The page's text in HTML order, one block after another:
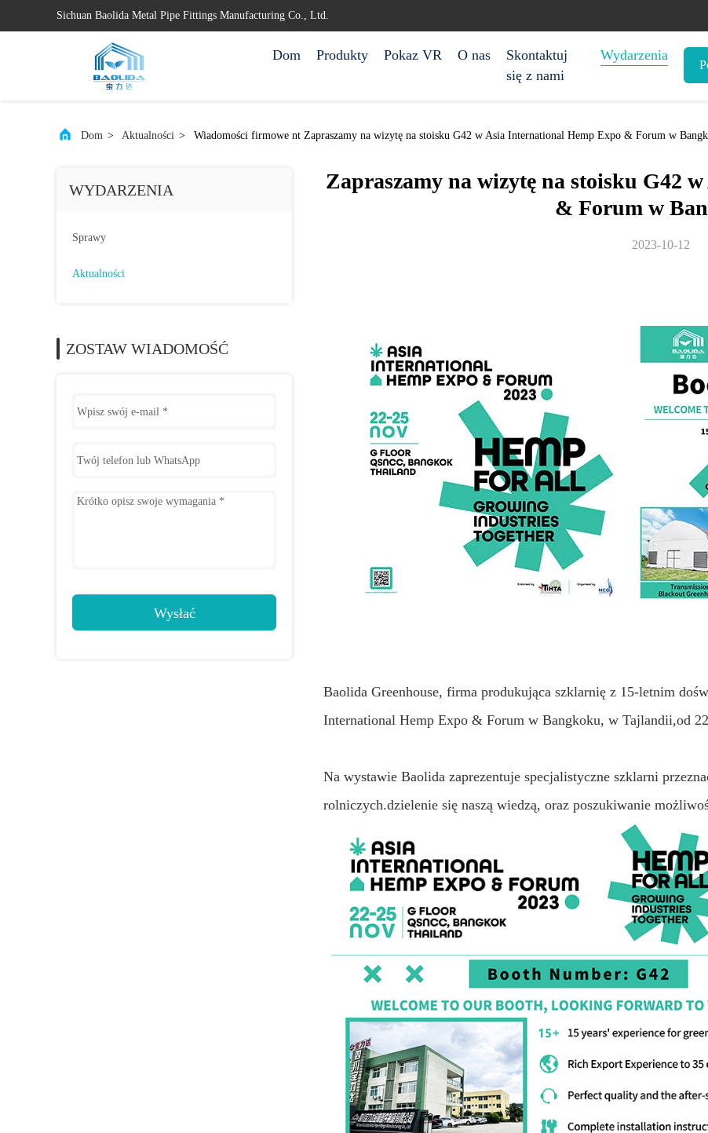
Sichuan Baolida Metal Pipe Fittings Manufacturing Co., Ltd.
Dom Produkty Pokaz VR O nas
Skontaktuj
się z nami
Wydarzenia
Dom > Aktualności > Wiadomości firmowe nt Zapraszamy na wizytę na stoisku G42 w Asia International Hemp Expo & Forum w
WYDARZENIA
Sprawy
Aktualności
ZOSTAW WIADOMOŚĆ
Wysłać
Zapraszamy na wizytę na stoisku G42
& Forum w
2023-10-12
Baolida Greenhouse, firma produkująca szklarnię z 15-letnim
International Hemp Expo & Forum w Bangkoku, w Tajlandii,od
Na wystawie Baolida zaprezentuje specjalistyczne szklarni
rolniczych.dzielenie się naszą wiedzą, oraz poszukiwanie